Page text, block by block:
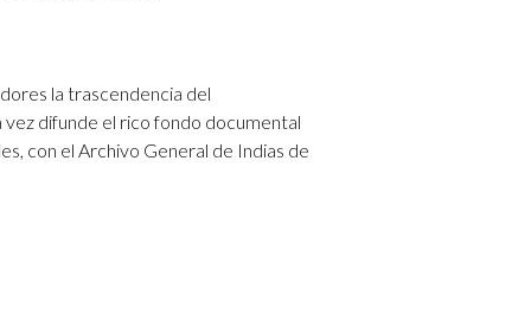
la trascendencia del
difunde el rico fondo documental
con el Archivo General de Indias de